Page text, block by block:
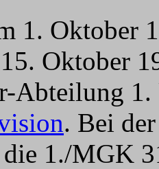
1. Oktober
Oktober
Abteilung
. Bei
1./MGK